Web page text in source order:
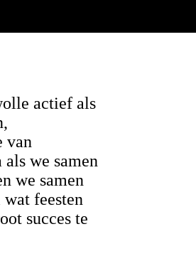
actief als
van
we samen
we samen
feesten
succes te